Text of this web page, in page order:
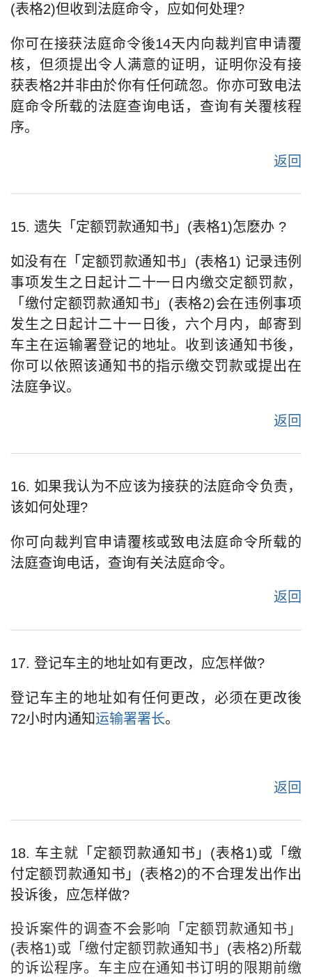
(表格2)但收到法庭命令，应如何处理?
你可在接获法庭命令後14天内向裁判官申请覆
核，但须提出令人满意的证明，证明你没有接
获表格2并非由於你有任何疏忽。你亦可致电法
庭命令所载的法庭查询电话，查询有关覆核程
序。
返回
15. 遗失「定额罚款通知书」(表格1)怎麽办 ?
如没有在「定额罚款通知书」(表格1) 记录违例
事项发生之日起计二十一日内缴交定额罚款，
「缴付定额罚款通知书」(表格2)会在违例事项
发生之日起计二十一日後，六个月内，邮寄到
车主在运输署登记的地址。收到该通知书後，
你可以依照该通知书的指示缴交罚款或提出在
法庭争议。
返回
16. 如果我认为不应该为接获的法庭命令负责，
该如何处理?
你可向裁判官申请覆核或致电法庭命令所载的
法庭查询电话，查询有关法庭命令。
返回
17. 登记车主的地址如有更改，应怎样做?
登记车主的地址如有任何更改，必须在更改後
72小时内通知运输署署长。
返回
18. 车主就「定额罚款通知书」(表格1)或「缴
付定额罚款通知书」(表格2)的不合理发出作出
投诉後，应怎样做?
投诉案件的调查不会影响「定额罚款通知书」
(表格1)或「缴付定额罚款通知书」(表格2)所载
的诉讼程序。车主应在通知书订明的限期前缴